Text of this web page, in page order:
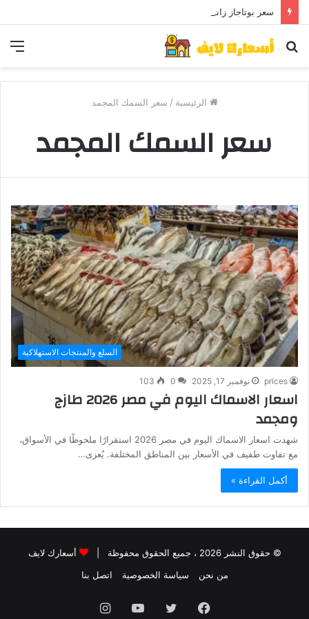
سعر بوتاجاز زانوسي كول ماكس اليوم ..و5 عيوب
بحث
الرئيسية / سعر السمك المجمد
سعر السمك المجمد
السلع والمنتجات الاستهلاكية
prices نوفمبر 17, 2025 0
103
اسعار الاسماك اليوم في مصر 2026 طازج
ومجمد
شهدت اسعار الاسماك اليوم في مصر 2026 استقرارًا ملحوظًا في الأسواق،
مع تفاوت طفيف في الأسعار بين المناطق المختلفة. يُعزى…
أكمل القراءة »
© حقوق النشر 2026 ، جميع الحقوق محفوظة |
أسعارك لايف
من نحن
سياسة الخصوصية اتصل بنا
فيسبوك تويتر يوتيوبانستقرام